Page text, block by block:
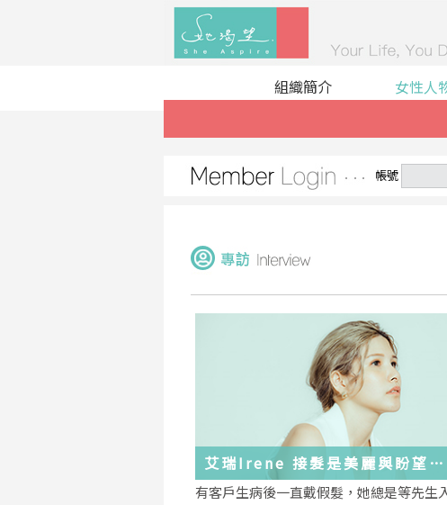
組織簡介
女性人
帳號
艾瑞Irene 接髮是美麗與盼望的
化身
有客戶生病後一直戴假髮，她總是等先生